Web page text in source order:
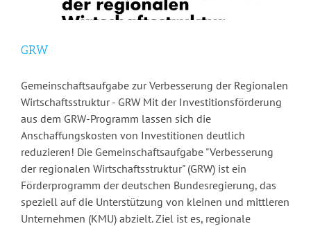
GRW
Gemeinschaftsaufgabe zur Verbesserung der Regionalen
Wirtschaftsstruktur - GRW Mit der Investitionsförderung
aus dem GRW-Programm lassen sich die
Anschaffungskosten von Investitionen deutlich
reduzieren! Die Gemeinschaftsaufgabe "Verbesserung
der regionalen Wirtschaftsstruktur" (GRW) ist ein
Förderprogramm der deutschen Bundesregierung, das
speziell auf die Unterstützung von kleinen und mittleren
Unternehmen (KMU) abzielt. Ziel ist es, regionale